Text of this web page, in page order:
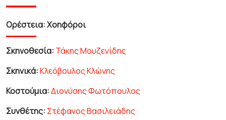
Ορέστεια: Χοηφόροι
Σκηνοθεσία: Τάκης Μουζενίδης
Σκηνικά:Κλεόβουλος Κλώνης
Κοστούμια:Διονύσης Φωτόπουλος
Συνθέτης: Στέφανος Βασιλειάδης